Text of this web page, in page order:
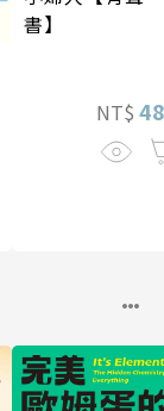
書】
NT$